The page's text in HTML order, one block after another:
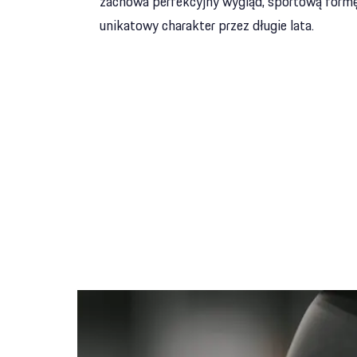
unikatowy charakter przez długie lata.